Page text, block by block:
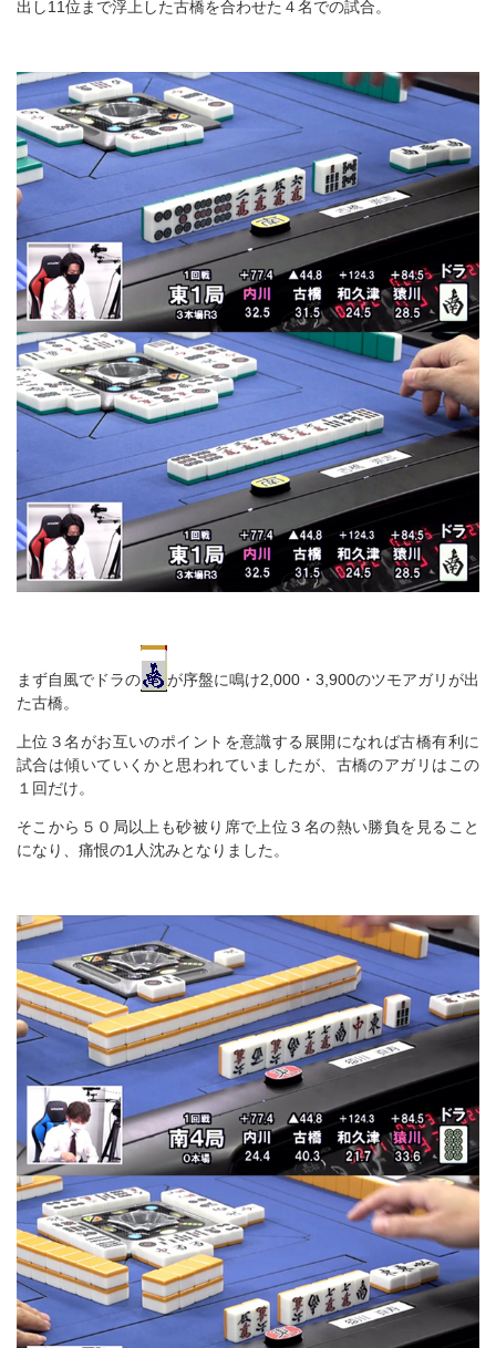
出し11位まで浮上した古橋を合わせた４名での試合。
まず自風でドラの
が序盤に鳴け2,000・3,900のツモアガリが出
た古橋。
上位３名がお互いのポイントを意識する展開になれば古橋有利に
試合は傾いていくかと思われていましたが、古橋のアガリはこの
１回だけ。
そこから５０局以上も砂被り席で上位３名の熱い勝負を見ること
になり、痛恨の1人沈みとなりました。